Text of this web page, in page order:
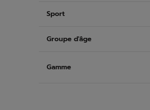
Sport
Groupe d'âge
Gamme